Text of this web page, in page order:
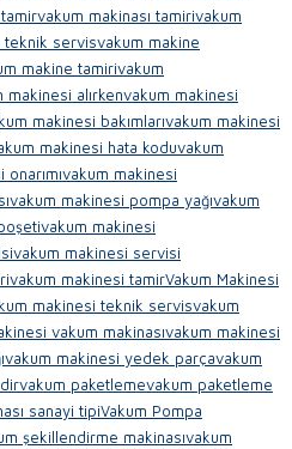
vakum makinası tamirivakum
teknik servisvakum makine
makine tamirivakum
makinesi alırkenvakum makinesi
makinesi bakımlarıvakum makinesi
makinesi hata koduvakum
vakum makinesi
vakum makinesi pompa yağıvakum
vakum makinesi
vakum makinesi servisi
vakum makinesi tamirVakum Makinesi
makinesi teknik servisvakum
vakum makinasıvakum makinesi
vakum makinesi yedek parçavakum
vakum paketlemevakum paketleme
sanayi tipiVakum Pompa
şekillendirme makinasıvakum